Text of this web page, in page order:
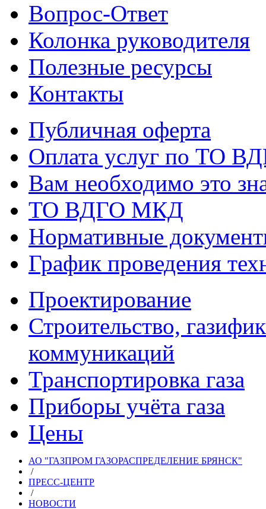
Вопрос-Ответ
Колонка руководителя
Полезные ресурсы
Контакты
Публичная оферта
Оплата услуг по ТО
Вам необходимо это
ТО ВДГО МКД
Нормативные
График проведения
Проектирование
Строительство,
коммуникаций
Транспортировка газа
Приборы учёта газа
Цены
АО "ГАЗПРОМ ГАЗОРАСПРЕДЕЛЕНИЕ БРЯНСК"
/
ПРЕСС-ЦЕНТР
/
НОВОСТИ